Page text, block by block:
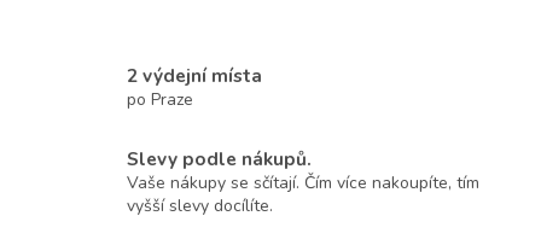
2 výdejní místa
po Praze
Slevy podle nákupů.
Vaše nákupy se sčítají. Čím více nakoupíte, tím
vyšší slevy docílíte.